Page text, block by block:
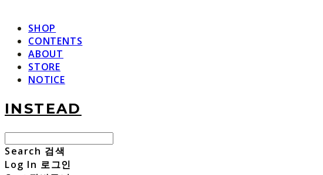
SHOP
CONTENTS
ABOUT
STORE
NOTICE
INSTEAD
Search 검색
Log In 로그인